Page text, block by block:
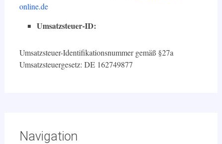
online.de
Umsatzsteuer-ID:
Umsatzsteuer-Identifikationsnummer gemäß §27a
Umsatzsteuergesetz: DE 162749877
Navigation